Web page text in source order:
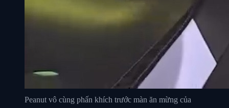
Peanut vô cùng phấn khích trước màn ăn mừng của